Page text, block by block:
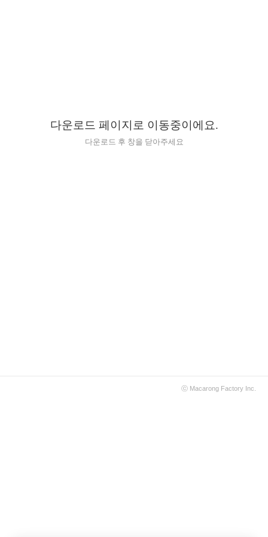
다운로드 페이지로 이동중이에요.
다운로드 후 창을 닫아주세요
ⓒ Macarong Factory Inc.